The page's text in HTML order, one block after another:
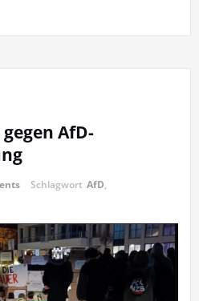
AfD-
Schlagwort AfD,